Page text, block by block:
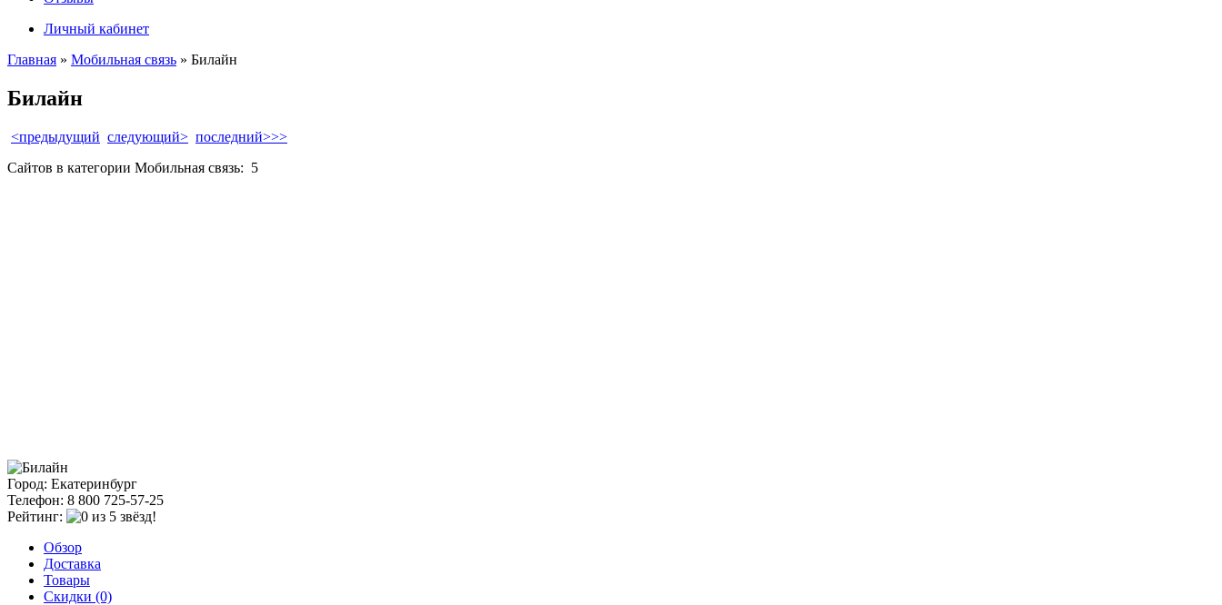
Личный кабинет
Главная » Мобильная связь » Билайн
Билайн
<предыдущий следующий> последний>>>
Сайтов в категории Мобильная связь: 5
Город: Екатеринбург
Телефон: 8 800 725-57-25
Рейтинг:
Обзор
Доставка
Товары
Скидки (0)